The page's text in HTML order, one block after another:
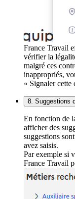
France Travail
vérifier la
malgré ces
inappropriés,
« Signaler cette
8. Suggestions
En fonction de
afficher des
suggestions
avez saisis.
Par exemple si
France Travail